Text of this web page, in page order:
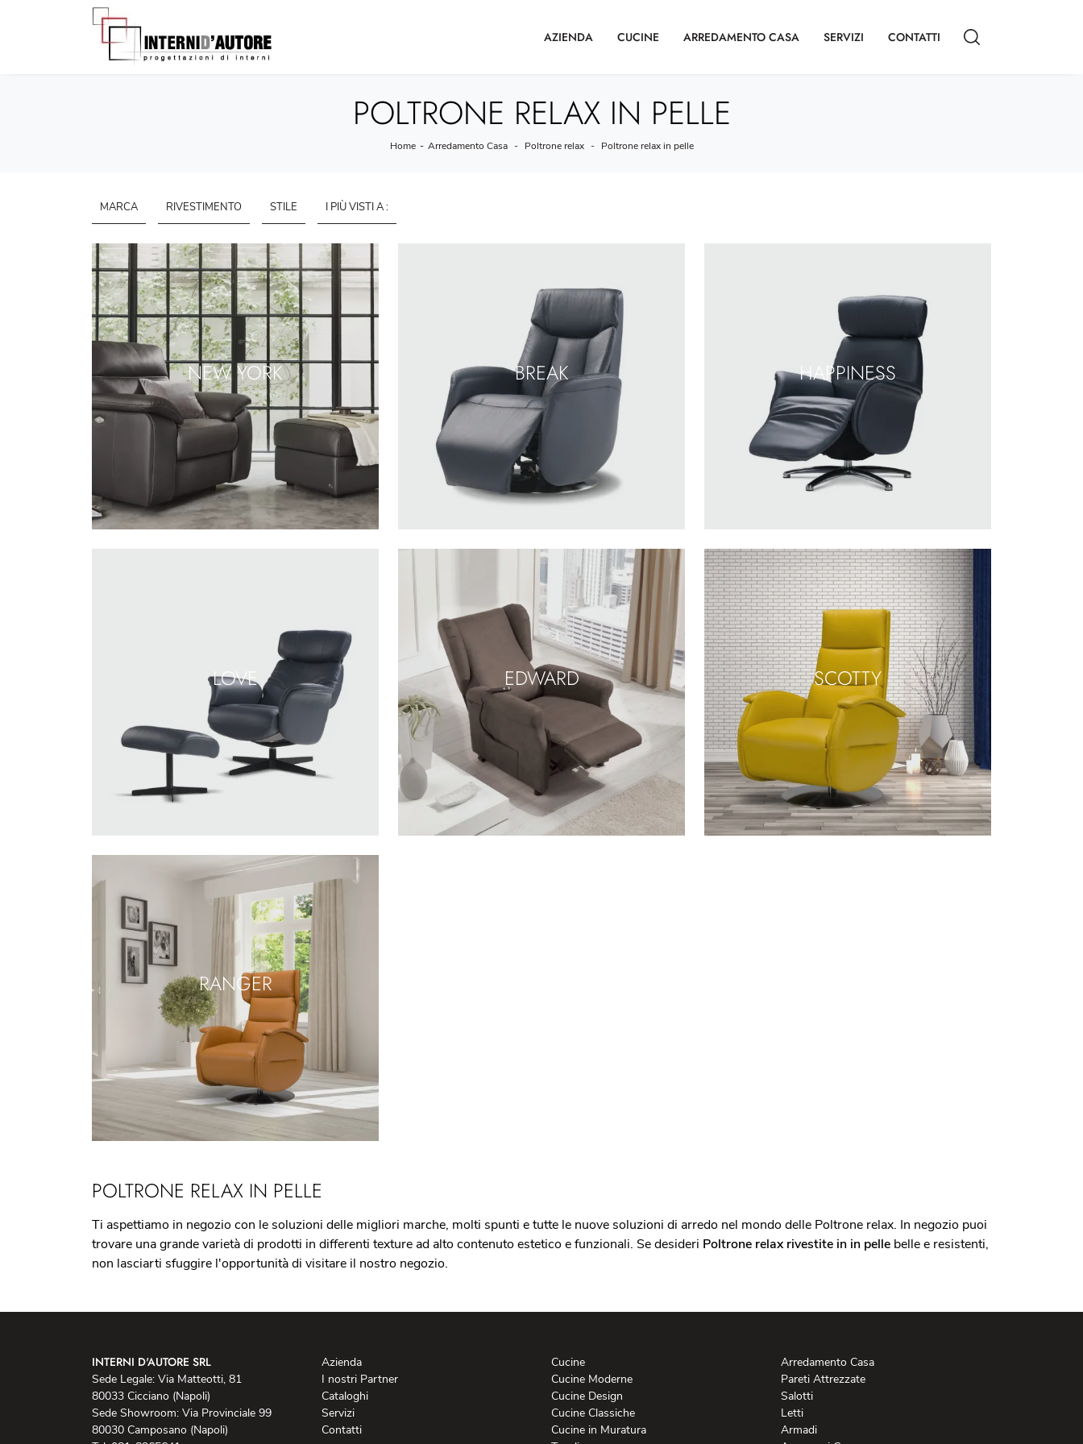
AZIENDA CUCINE ARREDAMENTO CASA SERVIZI CONTATTI
POLTRONE RELAX IN PELLE
Home - Arredamento Casa - Poltrone relax - Poltrone relax in pelle
MARCA RIVESTIMENTO STILE I PIÙ VISTI A :
NEW YORK BREAK HAPPINESS
LOVE EDWARD SCOTTY
RANGER
POLTRONE RELAX IN PELLE
Ti aspettiamo in negozio con le soluzioni delle migliori marche, molti spunti e tutte le nuove soluzioni di arredo nel mondo delle Poltrone relax. In negozio puoi
trovare una grande varietà di prodotti in differenti texture ad alto contenuto estetico e funzionali. Se desideri Poltrone relax rivestite in in pelle belle e resistenti,
non lasciarti sfuggire l'opportunità di visitare il nostro negozio.
INTERNI D'AUTORE SRL
Sede Legale: Via Matteotti, 81
80033 Cicciano (Napoli)
Sede Showroom: Via Provinciale 99
80030 Camposano (Napoli)
Azienda
I nostri Partner
Cataloghi
Servizi
Contatti
Cucine
Cucine Moderne
Cucine Design
Cucine Classiche
Cucine in Muratura
Arredamento Casa
Pareti Attrezzate
Salotti
Letti
Armadi